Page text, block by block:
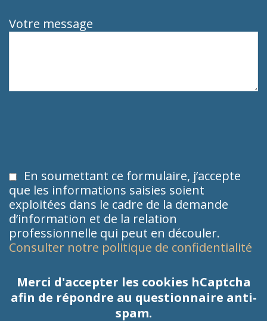
Votre message
En soumettant ce formulaire, j’accepte
que les informations saisies soient
exploitées dans le cadre de la demande
d’information et de la relation
professionnelle qui peut en découler.
Consulter notre politique de confidentialité
Merci d'accepter les cookies hCaptcha
afin de répondre au questionnaire anti-
spam.